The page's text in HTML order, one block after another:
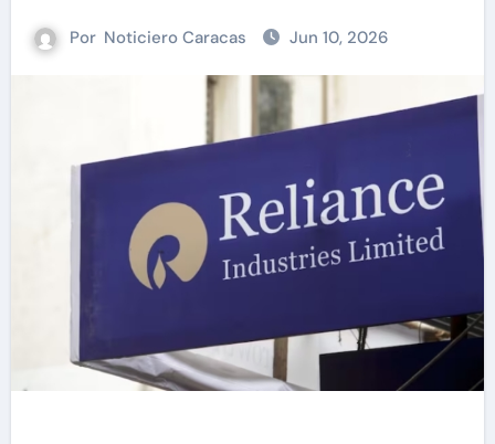
Por Noticiero Caracas Jun 10, 2026